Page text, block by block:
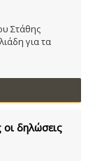
Στάθης
για τα
δηλώσεις